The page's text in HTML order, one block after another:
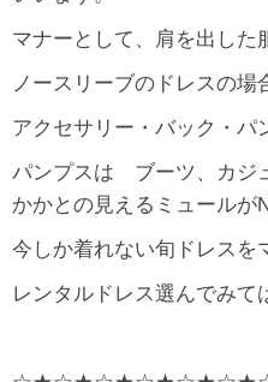
マナーとして、肩を出した
ノースリーブのドレスの場
アクセサリー・バック・パ
パンプスは ブーツ、カジ
かかとの見えるミュールが
今しか着れない旬ドレスを
レンタルドレス選んでみて